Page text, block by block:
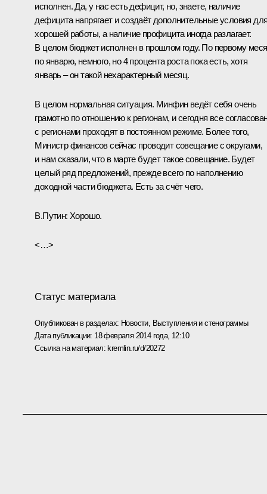
исполнен. Да, у нас есть дефицит, но, знаете, наличие
дефицита напрягает и создаёт дополнительные условия
хорошей работы, а наличие профицита иногда разлагает.
В целом бюджет исполнен в прошлом году. По первому
по январю, немного, но 4 процента роста пока есть, хотя
январь – он такой нехарактерный месяц.
В целом нормальная ситуация. Минфин ведёт себя очень
грамотно по отношению к регионам, и сегодня все
с регионами проходят в постоянном режиме. Более того,
Министр финансов сейчас проводит совещание с округами,
и нам сказали, что в марте будет такое совещание. Будет
целый ряд предложений, прежде всего по наполнению
доходной части бюджета. Есть за счёт чего.
В.Путин: Хорошо.
<…>
Статус материала
Опубликован в разделах: Новости, Выступления и стенограммы
Дата публикации: 18 февраля 2014 года, 12:10
Ссылка на материал: kremlin.ru/d/20272